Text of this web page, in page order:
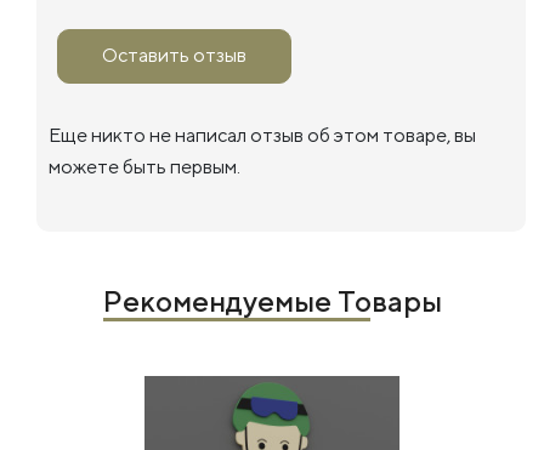
Оставить отзыв
Еще никто не написал отзыв об этом товаре, вы
можете быть первым.
Рекомендуемые Товары